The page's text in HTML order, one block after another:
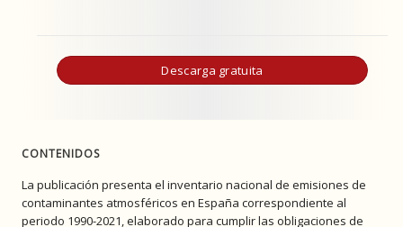
Descarga gratuita
CONTENIDOS
La publicación presenta el inventario nacional de emisiones de
contaminantes atmosféricos en España correspondiente al
periodo 1990-2021, elaborado para cumplir las obligaciones de